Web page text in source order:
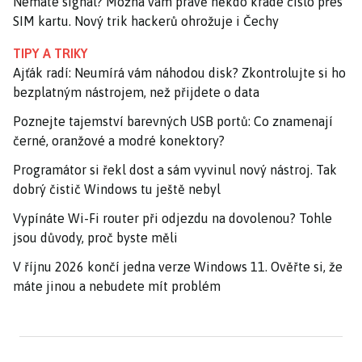
SIM kartu. Nový trik hackerů ohrožuje i Čechy
TIPY A TRIKY
Ajťák radí: Neumírá vám náhodou disk? Zkontrolujte si ho
bezplatným nástrojem, než přijdete o data
Poznejte tajemství barevných USB portů: Co znamenají
černé, oranžové a modré konektory?
Programátor si řekl dost a sám vyvinul nový nástroj. Tak
dobrý čistič Windows tu ještě nebyl
Vypínáte Wi-Fi router při odjezdu na dovolenou? Tohle
jsou důvody, proč byste měli
V říjnu 2026 končí jedna verze Windows 11. Ověřte si, že
máte jinou a nebudete mít problém